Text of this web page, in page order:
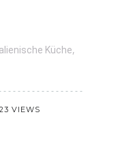
Küche,
VIEWS